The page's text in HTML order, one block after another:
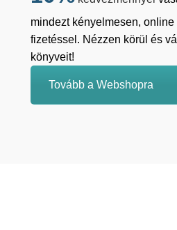
mindezt kényelmesen,
fizetéssel. Nézzen körül és
könyveit!
Tovább a Webshopra